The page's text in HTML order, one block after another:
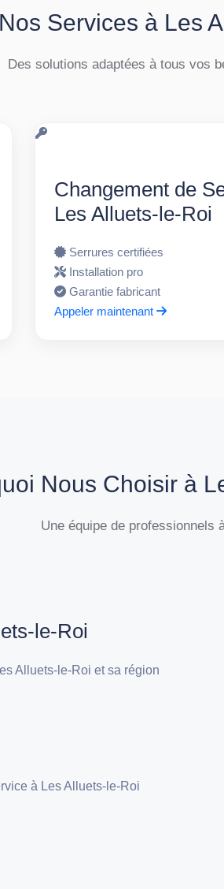
Nos Services à Les
Des solutions adaptées à tous vos
Changement de
Les Alluets-le-Roi
Serrures certifiées
Installation pro
Garantie fabricant
Appeler maintenant
Nous Choisir à
Une équipe de professionnels
le-Roi
Alluets-le-Roi et sa région
à Les Alluets-le-Roi